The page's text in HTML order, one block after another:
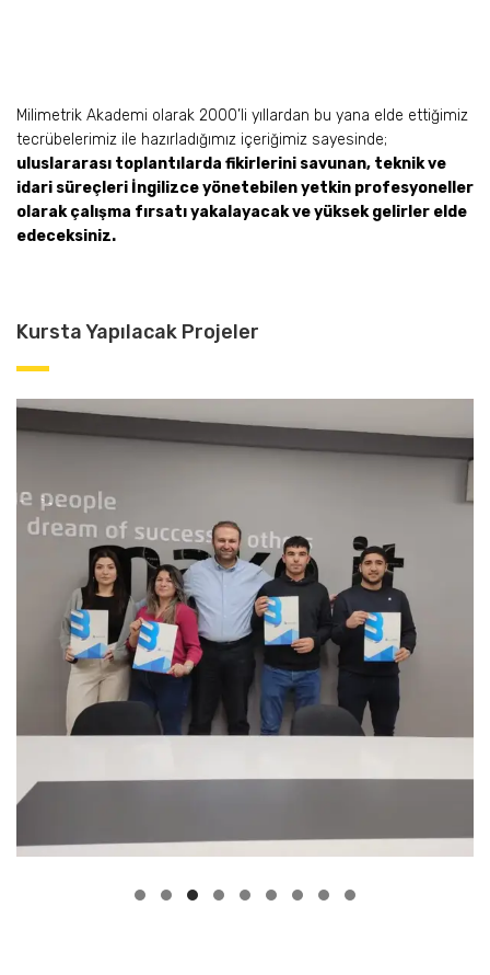
Milimetrik Akademi olarak 2000’li yıllardan bu yana elde ettiğimiz
tecrübelerimiz ile hazırladığımız içeriğimiz sayesinde;
uluslararası toplantılarda fikirlerini savunan, teknik ve
idari süreçleri İngilizce yönetebilen yetkin profesyoneller
olarak çalışma fırsatı yakalayacak ve yüksek gelirler elde
edeceksiniz.
Kursta Yapılacak Projeler